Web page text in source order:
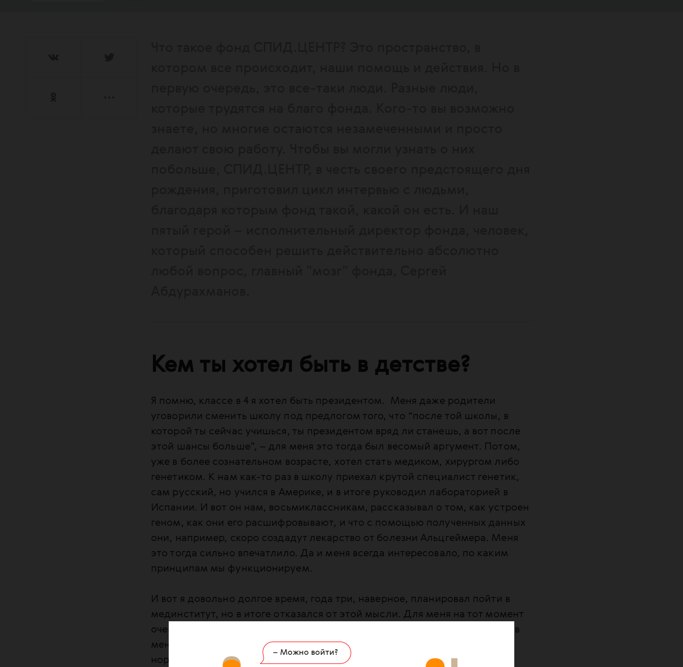
– Можно войти?
Кем ты хотел быть в детстве?
Я помню, классе в 4 я хотел быть президентом. Меня даже родители
уговорили сменить школу под предлогом того, что “после той школы, в
которой ты сейчас учишься, ты президентом вряд ли станешь, а вот после
этой шансы больше”, – для меня это тогда был весомый аргумент. Потом,
уже в более сознательном возрасте, хотел стать медиком, хирургом либо
генетиком. К нам как-то раз в школу приехал крутой специалист генетик,
сам русский, но учился в Америке, и в итоге руководил лабораторией в
Испании. И вот он нам, восьмиклассникам, рассказывал о том, как устроен
геном, как они его расшифровывают, и что с помощью полученных данных
они, например, скоро создадут лекарство от болезни Альцгеймера. Меня
это тогда сильно впечатлило. Да и меня всегда интересовало, по каким
принципам мы функционируем.
И вот я довольно долгое время, года три, наверное, планировал пойти в
мединститут, но в итоге отказался от этой мысли. Для меня на тот момент
очень важным было понимание некой будущей обеспеченности, так как в
меня это очень активно вкладывал отец, и мне казалось, что врачом я
нормально финансово не проживу. Так что после еще нескольких лет